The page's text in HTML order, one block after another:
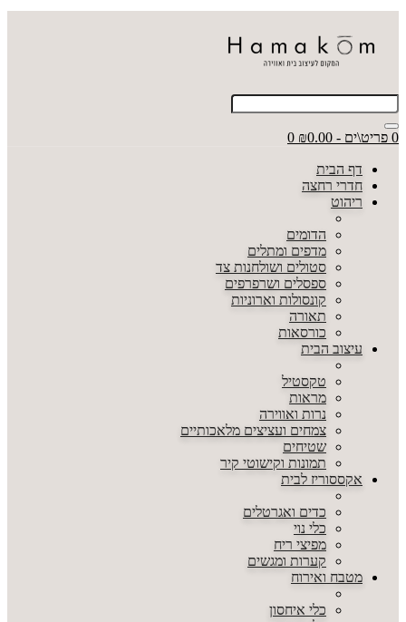
0 פריט\ים - ₪0.00 0
דף הבית
חדרי רחצה
ריהוט
הדומים
מדפים ומתלים
סטולים ושולחנות צד
ספסלים ושרפרפים
קונסולות וארוניות
תאורה
כורסאות
עיצוב הבית
טקסטיל
מראות
נרות ואווירה
צמחים ועציצים מלאכותיים
שטיחים
תמונות וקישוטי קיר
אקססוריז לבית
כדים ואגרטלים
כלי נוי
מפיצי ריח
קערות ומגשים
מטבח ואירוח
כלי איחסון